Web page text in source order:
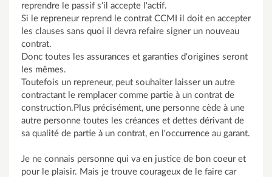
reprendre le passif s'il accepte l'actif.
Si le repreneur reprend le contrat CCMI il doit en accepter
les clauses sans quoi il devra refaire signer un nouveau
contrat.
Donc toutes les assurances et garanties d'origines seront
les mêmes.
Toutefois un repreneur, peut souhaiter laisser un autre
contractant le remplacer comme partie à un contrat de
construction.Plus précisément, une personne cède à une
autre personne toutes les créances et dettes dérivant de
sa qualité de partie à un contrat, en l'occurrence au garant.
Je ne connais personne qui va en justice de bon coeur et
pour le plaisir. Mais je trouve courageux de le faire car